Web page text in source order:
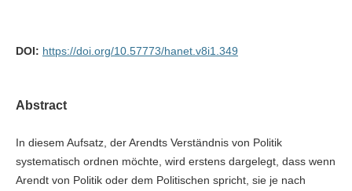
DOI: https://doi.org/10.57773/hanet.v8i1.349
Abstract
In diesem Aufsatz, der Arendts Verständnis von Politik
systematisch ordnen möchte, wird erstens dargelegt, dass wenn
Arendt von Politik oder dem Politischen spricht, sie je nach